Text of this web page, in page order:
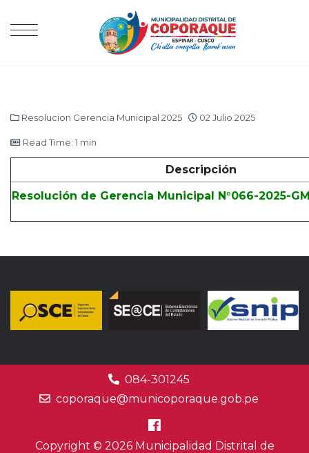
Resolucion Gerencia Municipal 2025 02 Julio 2025
Read Time: 1 min
Descripción
Resolución de Gerencia Municipal N°066-2025-
084-301245
coporaque@municoporaque.gob.pe
Copyright © 2026 Municipalidad Distrital de